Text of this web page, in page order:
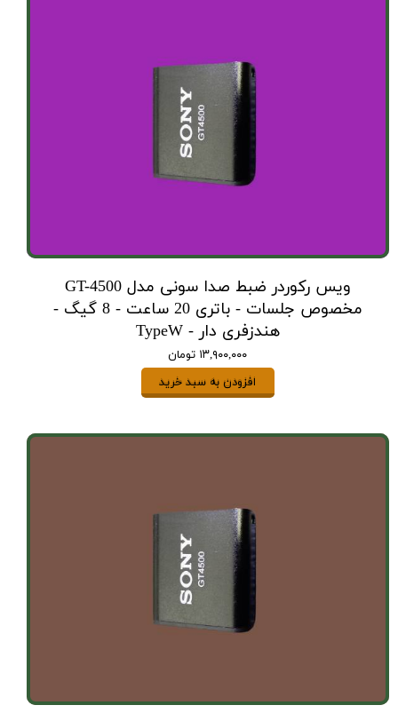
ویس رکوردر ضبط صدا سونی مدل GT-4500
مخصوص جلسات - باتری 20 ساعت - 8 گیگ -
هندزفری دار - TypeW
۱۳,۹۰۰,۰۰۰ تومان
افزودن به سبد خرید